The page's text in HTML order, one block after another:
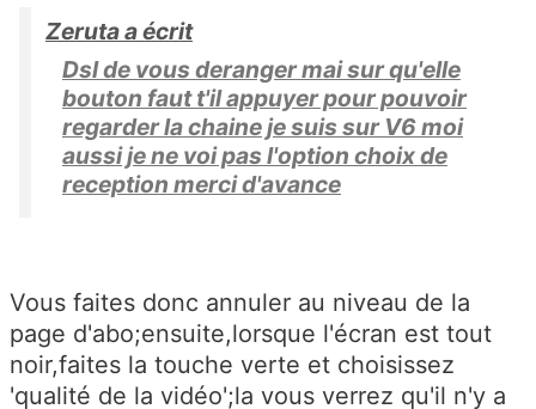
Zeruta a écrit
Dsl de vous deranger mai sur qu'elle
bouton faut t'il appuyer pour pouvoir
regarder la chaine je suis sur V6 moi
aussi je ne voi pas l'option choix de
reception merci d'avance
Vous faites donc annuler au niveau de la
page d'abo;ensuite,lorsque l'écran est tout
noir,faites la touche verte et choisissez
'qualité de la vidéo';la vous verrez qu'il n'y a